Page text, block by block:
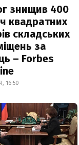
знищив 400
квадратних
складських
за
– Forbes
16:50